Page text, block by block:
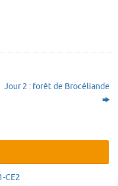
Jour 2 : forêt de Brocéliande
CE2